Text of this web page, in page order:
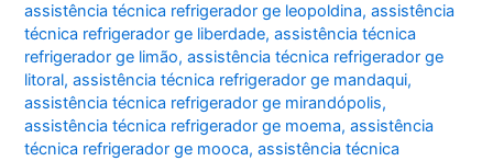
assistência técnica refrigerador ge leopoldina,assistência
técnica refrigerador ge liberdade,assistência técnica
refrigerador ge limão,assistência técnica refrigerador ge
litoral,assistência técnica refrigerador ge mandaqui,
assistência técnica refrigerador ge mirandópolis,
assistência técnica refrigerador ge moema,assistência
técnica refrigerador ge mooca,assistência técnica